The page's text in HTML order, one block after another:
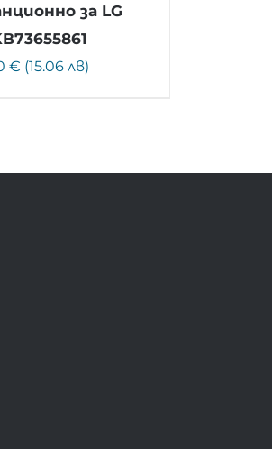
за LG
€ (15.06 лв)